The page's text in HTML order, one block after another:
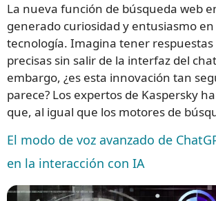
La nueva función de búsqueda web
generado curiosidad y entusiasmo
tecnología. Imagina tener respuestas
precisas sin salir de la interfaz del
embargo, ¿es esta innovación tan
parece? Los expertos de Kaspersky
que, al igual que los motores de
El modo de voz avanzado de
en la interacción con IA